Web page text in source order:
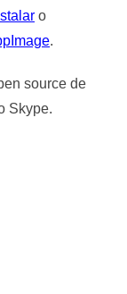
o
.
source de
Skype.